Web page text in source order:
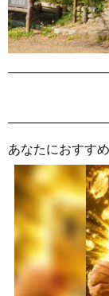
あなたにおすすめ